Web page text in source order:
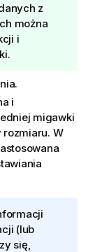
z
można
i
i
migawki
W
(lub
się,